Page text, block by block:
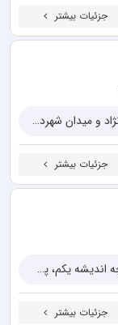
جزئیات بیشتر
تهران،سعادت آباد ، سرو غربی، بین چهاراره پاک نژاد و میدان شهرداری، خیابان بخشایش، کوچه بهار ۵، پلاک ١
جزئیات بیشتر
تهران، خیابان شهید بهشتی، خیابان اندیشه، کوچه اندیشه یکم، پلاک 1
جزئیات بیشتر